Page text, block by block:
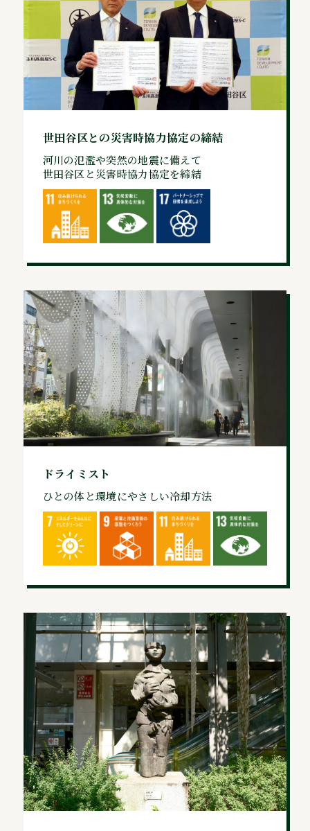
世田谷区との災害時協力協定の締結
河川の氾濫や突然の地震に備えて
世田谷区と災害時協力協定を締結
ドライミスト
ひとの体と環境にやさしい冷却方法